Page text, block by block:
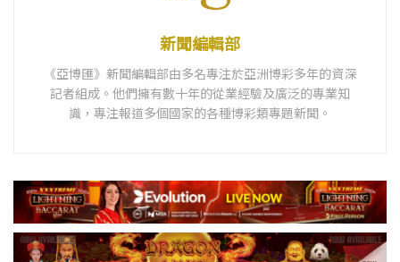
新聞編輯部
《亞博匯》新聞編輯部由多名專注於亞洲博彩多年的資深
記者組成。他們擁有數十年的從業經驗及廣泛的專業知
識，專注報道多個國家的各種博彩類專題新聞。